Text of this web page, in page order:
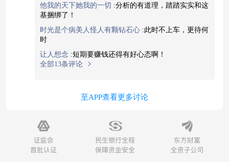
利好。随着大盘趋势转强，在结构性行情中布局主
发展空间依然广阔，当前布局价值显著。#
他我的天下她我的一切 :分析的有道理，踏踏实实和这
基捆绑了！
时光是个病美人怪人有颗钻石心 :此时不上车，更待何
时
让人想念 :短期要赚钱还得有好心态啊！
全部13条评论
至APP查看更多讨论